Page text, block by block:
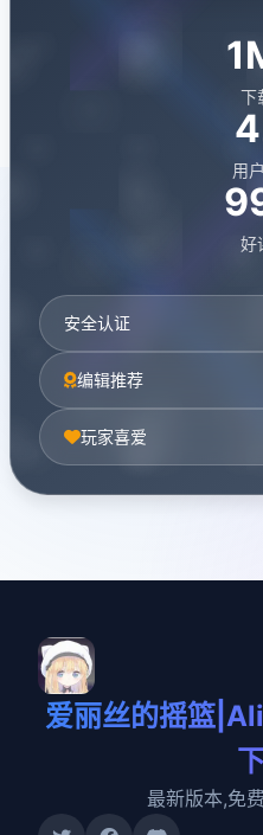
下
用
好
安全认证
编辑推荐
玩家喜爱
爱丽丝的摇篮
最新版本,免